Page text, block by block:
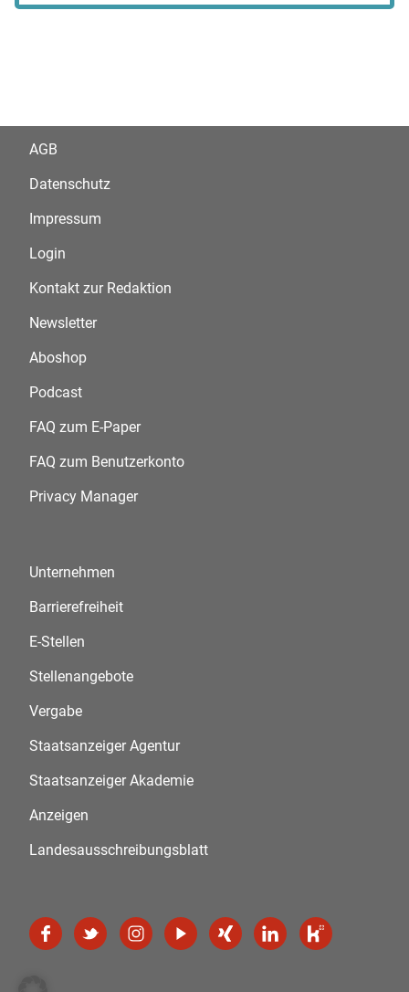
AGB
Datenschutz
Impressum
Login
Kontakt zur Redaktion
Newsletter
Aboshop
Podcast
FAQ zum E-Paper
FAQ zum Benutzerkonto
Privacy Manager
Unternehmen
Barrierefreiheit
E-Stellen
Stellenangebote
Vergabe
Staatsanzeiger Agentur
Staatsanzeiger Akademie
Anzeigen
Landesausschreibungsblatt